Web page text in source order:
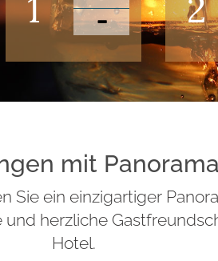
mit
Sie ein einzigartiger
herzliche